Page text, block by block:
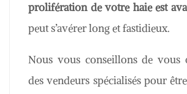
prolifération de votre haie est
peut s’avérer long et fastidieux.
Nous vous conseillons de vous
des vendeurs spécialisés pour